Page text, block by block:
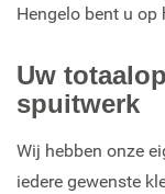
Hengelo bent u op
Uw
spuitwerk
Wij hebben onze
iedere gewenste